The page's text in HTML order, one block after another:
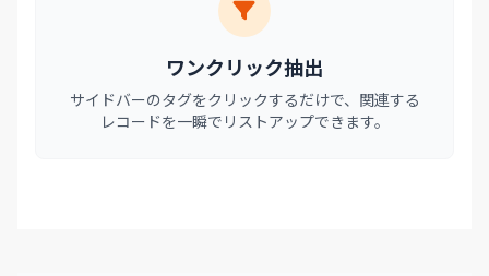
ワンクリック抽出
サイドバーのタグをクリックするだけで、関連する
レコードを一瞬でリストアップできます。